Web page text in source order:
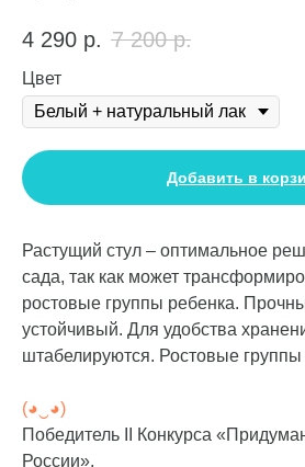
4 290 р. 7 200 р.
Цвет
Добавить в
Растущий стул – оптимальное
сада, так как может
ростовые группы ребенка.
устойчивый. Для удобства
штабелируются. Ростовые группы
(◕‿◕)
Победитель II Конкурса
России».